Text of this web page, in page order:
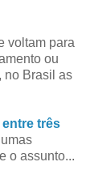
voltam para
ou
no Brasil as
três
o assunto...